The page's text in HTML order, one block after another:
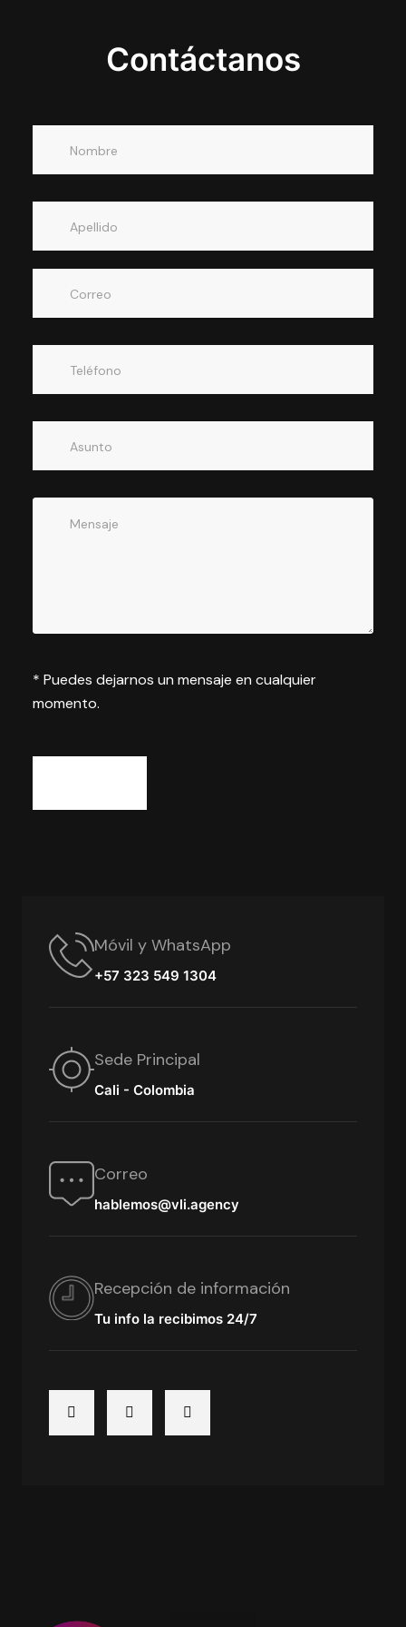
Contáctanos
* Puedes dejarnos un mensaje en cualquier
momento.
Móvil y WhatsApp
+57 323 549 1304
Sede Principal
Cali - Colombia
Correo
hablemos@vli.agency
Recepción de información
Tu info la recibimos 24/7